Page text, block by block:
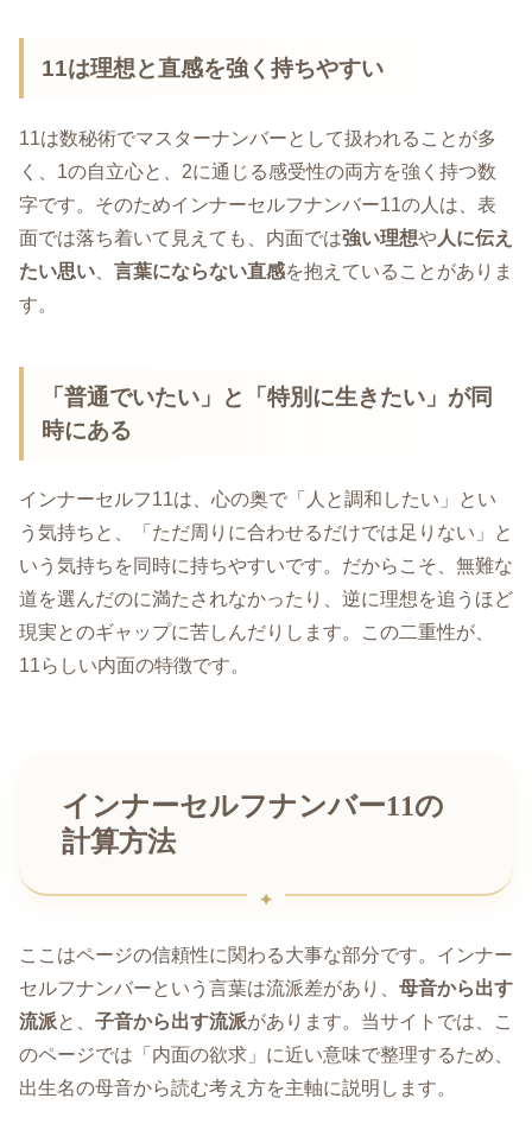
11は理想と直感を強く持ちやすい
11は数秘術でマスターナンバーとして扱われることが多
く、1の自立心と、2に通じる感受性の両方を強く持つ数
字です。そのためインナーセルフナンバー11の人は、表
面では落ち着いて見えても、内面では強い理想や人に伝え
たい思い
言葉にならない直感を抱えていることがありま
す。
「普通でいたい」と「特別に生きたい」が同
時にある
インナーセルフ11は、心の奥で「人と調和したい」とい
う気持ちと、「ただ周りに合わせるだけでは足りない」と
いう気持ちを同時に持ちやすいです。だからこそ、無難な
道を選んだのに満たされなかったり、逆に理想を追うほど
現実とのギャップに苦しんだりします。この二重性が、
11らしい内面の特徴です。
インナーセルフナンバー11の
計算方法
ここはページの信頼性に関わる大事な部分です。インナー
セルフナンバーという言葉は流派差があり、 母音から出す
流派と、 子音から出す流派があります。当サイトでは、こ
のページでは「内面の欲求」に近い意味で整理するため、
出生名の母音から読む考え方を主軸に説明します。